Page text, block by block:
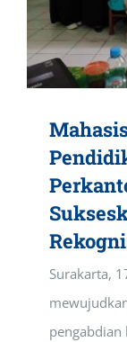
Surakarta,
pengabdian